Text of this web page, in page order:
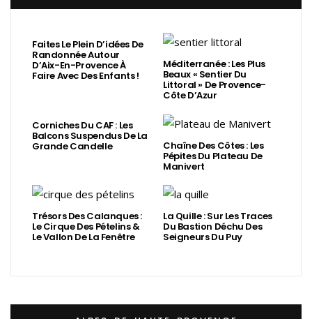
Faites Le Plein D’idées De
Randonnée Autour
D’Aix-En-Provence À
Faire Avec Des Enfants !
Méditerranée : Les Plus
Beaux « Sentier Du
Littoral » De Provence-
Côte D’Azur
Corniches Du CAF : Les
Balcons Suspendus De La
Grande Candelle Chaîne Des Côtes : Les
Pépites Du Plateau De
Manivert
Trésors Des Calanques :
Le Cirque Des Pételins &
Le Vallon De La Fenêtre
La Quille : Sur Les Traces
Du Bastion Déchu Des
Seigneurs Du Puy